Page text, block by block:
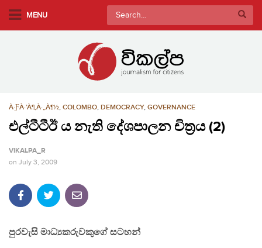
MENU
Search
for:
À·ƑÀ·’À¶‚À·„À¶½, COLOMBO, DEMOCRACY, GOVERNANCE
එල්ටීටීඊ ය නැති දේශපාලන චිත්‍රය (2)
VIKALPA_R
on July 3, 2009
පුරවැසි මාධ්‍යකරුවකුගේ සටහන්